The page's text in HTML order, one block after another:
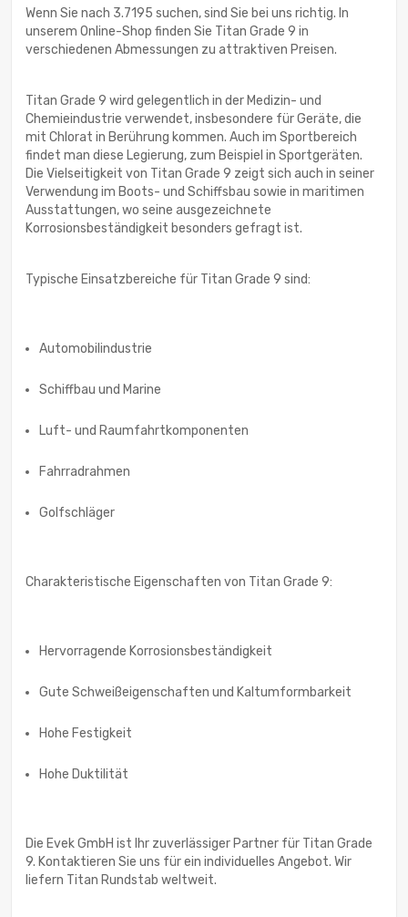
Wenn Sie nach 3.7195 suchen, sind Sie bei uns richtig. In
unserem Online-Shop finden Sie Titan Grade 9 in
verschiedenen Abmessungen zu attraktiven Preisen.
Titan Grade 9 wird gelegentlich in der Medizin- und
Chemieindustrie verwendet, insbesondere für Geräte, die
mit Chlorat in Berührung kommen. Auch im Sportbereich
findet man diese Legierung, zum Beispiel in Sportgeräten.
Die Vielseitigkeit von Titan Grade 9 zeigt sich auch in seiner
Verwendung im Boots- und Schiffsbau sowie in maritimen
Ausstattungen, wo seine ausgezeichnete
Korrosionsbeständigkeit besonders gefragt ist.
Typische Einsatzbereiche für Titan Grade 9 sind:
Automobilindustrie
Schiffbau und Marine
Luft- und Raumfahrtkomponenten
Fahrradrahmen
Golfschläger
Charakteristische Eigenschaften von Titan Grade 9:
Hervorragende Korrosionsbeständigkeit
Gute Schweißeigenschaften und Kaltumformbarkeit
Hohe Festigkeit
Hohe Duktilität
Die Evek GmbH ist Ihr zuverlässiger Partner für Titan Grade
9. Kontaktieren Sie uns für ein individuelles Angebot. Wir
liefern Titan Rundstab weltweit.